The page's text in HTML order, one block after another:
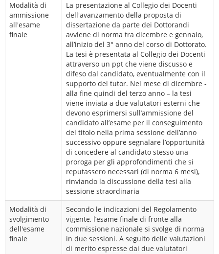
Modalità di
ammissione
all'esame
finale
La presentazione al Collegio dei Docenti
dell'avanzamento della proposta di
dissertazione da parte dei Dottorandi
avviene di norma tra dicembre e gennaio,
all’inizio del 3° anno del corso di Dottorato.
La tesi è presentata al Collegio dei Docenti
attraverso un ppt che viene discusso e
difeso dal candidato, eventualmente con il
supporto del tutor. Nel mese di dicembre -
alla fine quindi del terzo anno – la tesi
viene inviata a due valutatori esterni che
devono esprimersi sull’ammissione del
candidato all’esame per il conseguimento
del titolo nella prima sessione dell’anno
successivo oppure segnalare l’opportunità
di concedere al candidato stesso una
proroga per gli approfondimenti che si
reputassero necessari (di norma 6 mesi),
rinviando la discussione della tesi alla
sessione straordinaria
Modalità di
svolgimento
dell'esame
finale
Secondo le indicazioni del Regolamento
vigente, l’esame finale di fronte alla
commissione nazionale si svolge di norma
in due sessioni. A seguito delle valutazioni
di merito espresse dai due valutatori